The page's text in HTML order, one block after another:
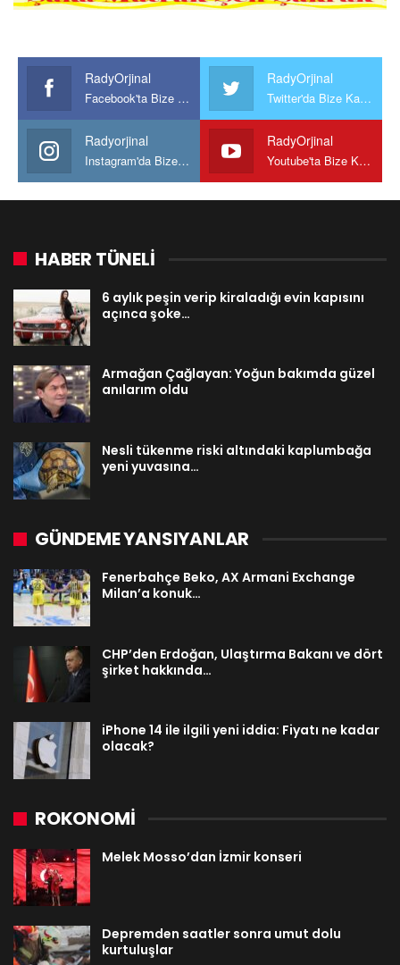
RadyOrjinal
Facebook'ta Bize Katılın
RadyOrjinal
Twitter'da Bize Katılın
Radyorjinal
Instagram'da Bize katılın
RadyOrjinal
Youtube'ta Bize Katılın
HABER TÜNELİ
6 aylık peşin verip kiraladığı evin kapısını
açınca şoke…
Armağan Çağlayan: Yoğun bakımda güzel
anılarım oldu
Nesli tükenme riski altındaki kaplumbağa
yeni yuvasına…
GÜNDEME YANSIYANLAR
Fenerbahçe Beko, AX Armani Exchange
Milan’a konuk…
CHP’den Erdoğan, Ulaştırma Bakanı ve dört
şirket hakkında…
iPhone 14 ile ilgili yeni iddia: Fiyatı ne kadar
olacak?
ROKONOMİ
Melek Mosso’dan İzmir konseri
Depremden saatler sonra umut dolu
kurtuluşlar